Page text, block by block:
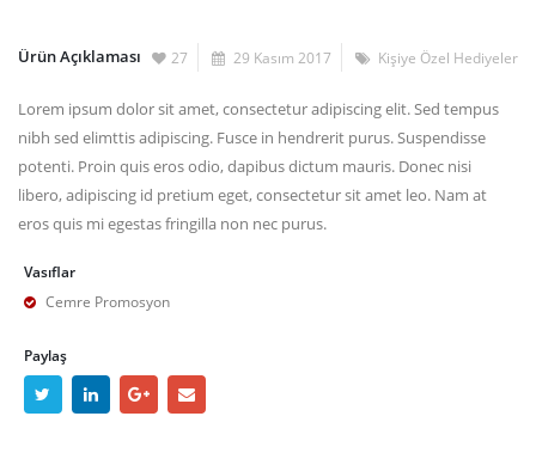
Ürün Açıklaması 27 29 Kasım 2017 Kişiye Özel Hediyeler
Lorem ipsum dolor sit amet, consectetur adipiscing elit. Sed tempus
nibh sed elimttis adipiscing. Fusce in hendrerit purus. Suspendisse
potenti. Proin quis eros odio, dapibus dictum mauris. Donec nisi
libero, adipiscing id pretium eget, consectetur sit amet leo. Nam at
eros quis mi egestas fringilla non nec purus.
Vasıflar
Cemre Promosyon
Paylaş